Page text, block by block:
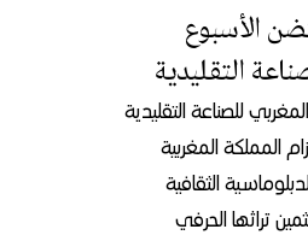
الأسبوع
التقليدية
للصناعة التقليدية
المملكة المغربية
الثقافية
تراثها الحرفي